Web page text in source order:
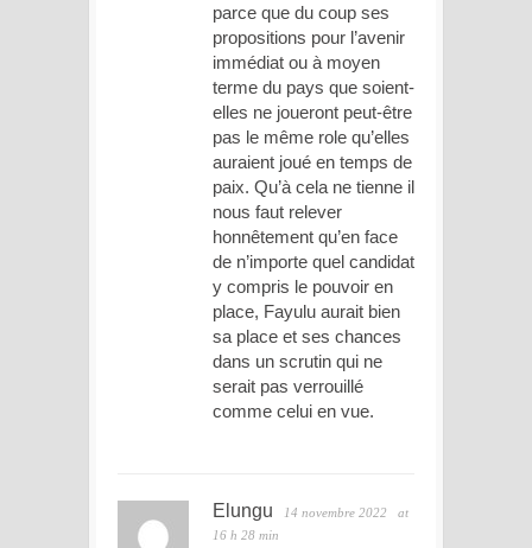
parce que du coup ses
propositions pour l’avenir
immédiat ou à moyen
terme du pays que soient-
elles ne joueront peut-être
pas le même role qu’elles
auraient joué en temps de
paix. Qu’à cela ne tienne il
nous faut relever
honnêtement qu’en face
de n’importe quel candidat
y compris le pouvoir en
place, Fayulu aurait bien
sa place et ses chances
dans un scrutin qui ne
serait pas verrouillé
comme celui en vue.
Elungu 14 novembre 2022
at
16 h 28 min